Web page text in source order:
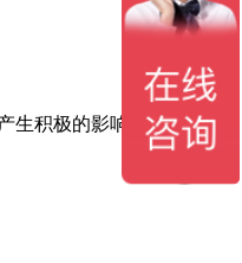
生积极的影响。